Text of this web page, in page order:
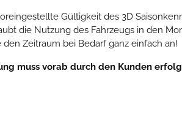
Gültigkeit des 3D
die Nutzung des Fahrzeugs in den
den Zeitraum bei Bedarf ganz einfach an!
muss vorab durch den Kunden